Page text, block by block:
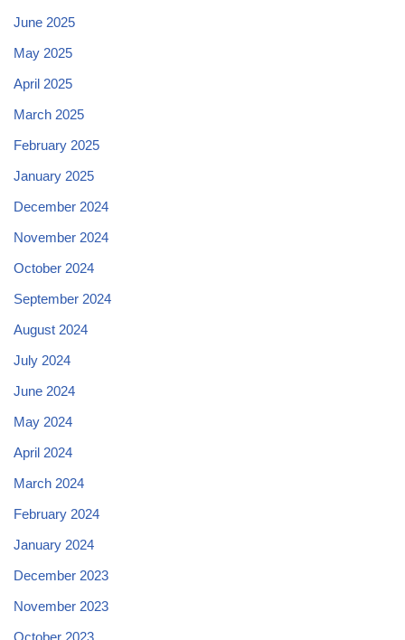
June 2025
May 2025
April 2025
March 2025
February 2025
January 2025
December 2024
November 2024
October 2024
September 2024
August 2024
July 2024
June 2024
May 2024
April 2024
March 2024
February 2024
January 2024
December 2023
November 2023
October 2023